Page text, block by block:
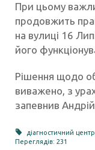
При цьому
продовжить
на вулиці 16
його
Рішення щодо
виважено, з
запевнив
діагностичний центр
Переглядів: 231